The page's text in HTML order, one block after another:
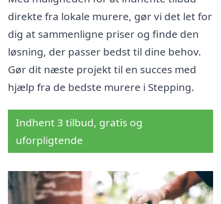
direkte fra lokale murere, gør vi det let for
dig at sammenligne priser og finde den
løsning, der passer bedst til dine behov.
Gør dit næste projekt til en succes med
hjælp fra de bedste murere i Stepping.
Indhent 3 tilbud, gratis og
uforpligtende